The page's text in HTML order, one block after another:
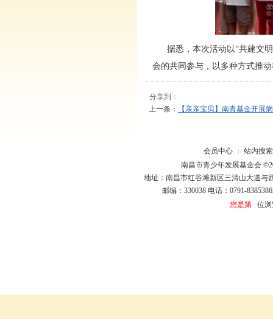
据悉，本次活动以“共建文明
会的共同参与，以多种方式推
分享到：
上一条：
【亲亲宝贝】南青基金开展
会员中心 |
站内搜索
南昌市青少年发展基金会
地址：南昌市红谷滩新区三清山大道与
邮编：330038 电话：0791-
您是第位